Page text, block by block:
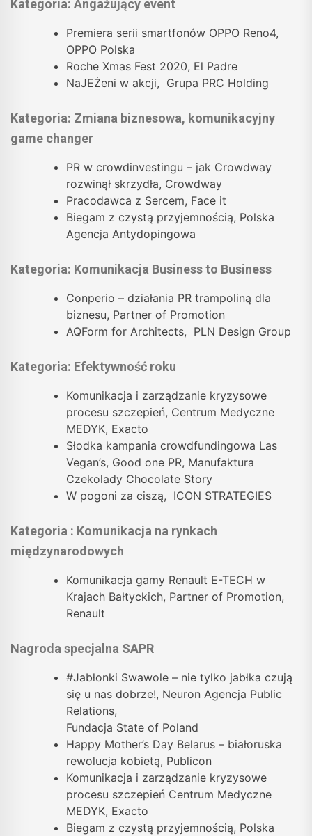
Kategoria: Angażujący event
Premiera serii smartfonów OPPO Reno4,
OPPO Polska
Roche Xmas Fest 2020, El Padre
NaJEŻeni w akcji, Grupa PRC Holding
Kategoria: Zmiana biznesowa, komunikacyjny
game changer
PR w crowdinvestingu – jak Crowdway
rozwinął skrzydła, Crowdway
Pracodawca z Sercem, Face it
Biegam z czystą przyjemnością, Polska
Agencja Antydopingowa
Kategoria: Komunikacja Business to Business
Conperio – działania PR trampoliną dla
biznesu, Partner of Promotion
AQForm for Architects, PLN Design Group
Kategoria: Efektywność roku
Komunikacja i zarządzanie kryzysowe
procesu szczepień, Centrum Medyczne
MEDYK, Exacto
Słodka kampania crowdfundingowa Las
Vegan’s, Good one PR, Manufaktura
Czekolady Chocolate Story
W pogoni za ciszą, ICON STRATEGIES
Kategoria : Komunikacja na rynkach
międzynarodowych
Komunikacja gamy Renault E-TECH w
Krajach Bałtyckich, Partner of Promotion,
Renault
Nagroda specjalna SAPR
#Jabłonki Swawole – nie tylko jabłka czują
się u nas dobrze!, Neuron Agencja Public
Relations,
Fundacja State of Poland
Happy Mother’s Day Belarus – białoruska
rewolucja kobietą, Publicon
Komunikacja i zarządzanie kryzysowe
procesu szczepień Centrum Medyczne
MEDYK, Exacto
Biegam z czystą przyjemnością, Polska